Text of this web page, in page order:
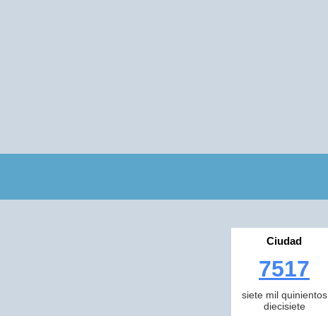
Ciudad
7517
siete mil quinientos
diecisiete